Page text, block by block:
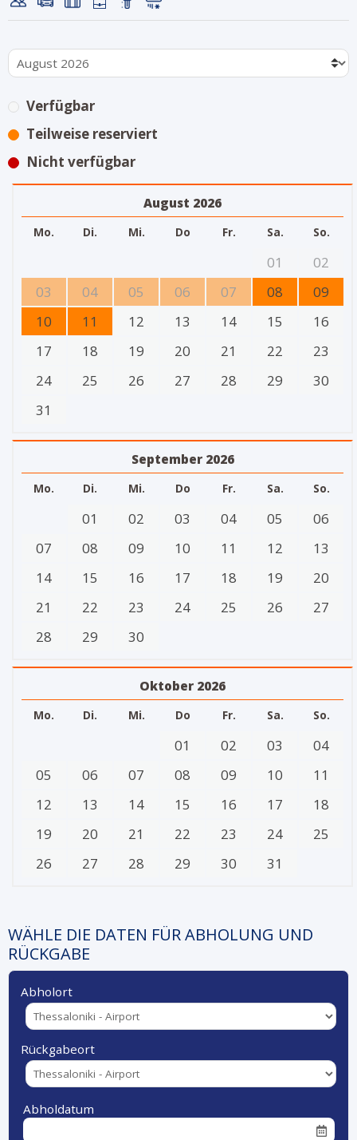
Verfügbar
Teilweise reserviert
Nicht verfügbar
August 2026
Mo. Di. Mi. Do Fr. Sa. So.
01
02
03
04 05 06 07 08
09
10
11 12 13 14 15
16
17
18 19 20 21 22
23
24
25 26 27 28 29
30
31
September 2026
Mo. Di. Mi. Do Fr. Sa. So.
01 02 03 04 05
06
07
08 09 10 11 12
13
14
15 16 17 18 19
20
21
22 23 24 25 26
27
28
29 30
Oktober 2026
Mo. Di. Mi. Do Fr. Sa. So.
01 02 03
04
05
06 07 08 09 10
11
12
13 14 15 16 17
18
19
20 21 22 23 24
25
26
27 28 29 30 31
WÄHLE DIE DATEN FÜR ABHOLUNG UND
RÜCKGABE
Abholort
Rückgabeort
Abholdatum